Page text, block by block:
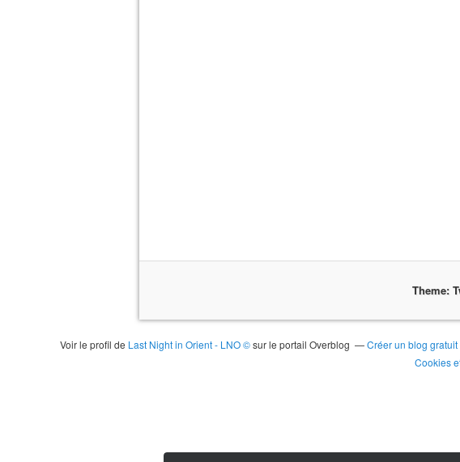
Theme:
Voir le profil de Last Night in Orient - LNO ©sur le portail Overblog Créer un blog
Cookies